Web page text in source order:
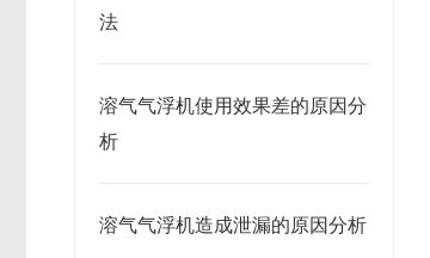
法
溶气气浮机使用效果差的原因分
析
溶气气浮机造成泄漏的原因分析